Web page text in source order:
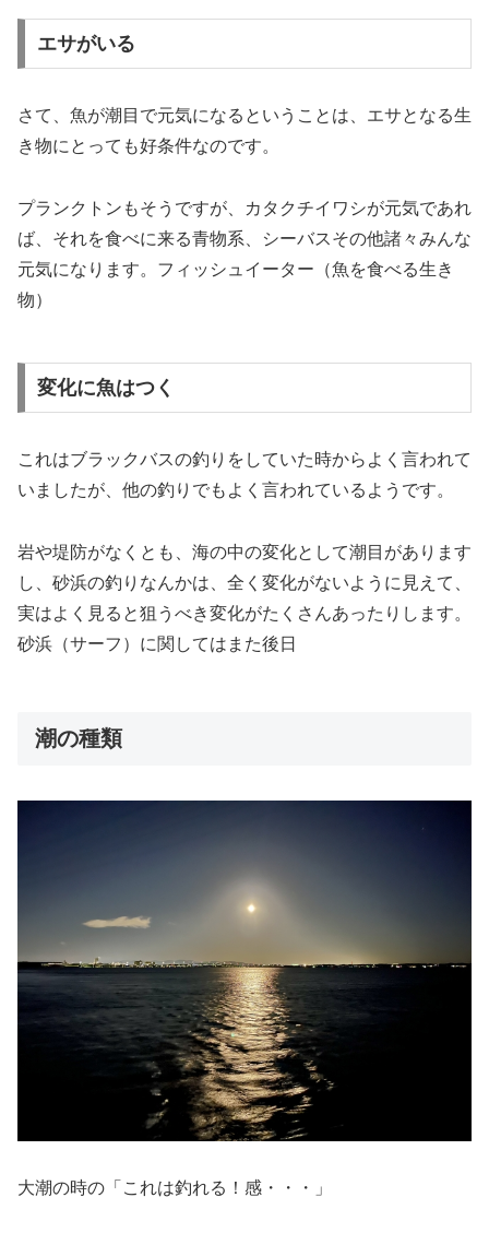
エサがいる
さて、魚が潮目で元気になるということは、エサとなる生
き物にとっても好条件なのです。
プランクトンもそうですが、カタクチイワシが元気であれ
ば、それを食べに来る青物系、シーバスその他諸々みんな
元気になります。フィッシュイーター（魚を食べる生き
物）
変化に魚はつく
これはブラックバスの釣りをしていた時からよく言われて
いましたが、他の釣りでもよく言われているようです。
岩や堤防がなくとも、海の中の変化として潮目があります
し、砂浜の釣りなんかは、全く変化がないように見えて、
実はよく見ると狙うべき変化がたくさんあったりします。
砂浜（サーフ）に関してはまた後日
潮の種類
大潮の時の「これは釣れる！感・・・」